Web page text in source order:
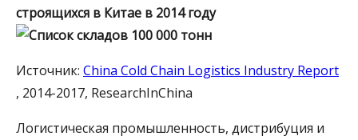
строящихся в Китае в 2014 году
Источник: China Cold Chain Logistics Industry Report
, 2014-2017, ResearchInChina
Логистическая промышленность, дистрибуция и